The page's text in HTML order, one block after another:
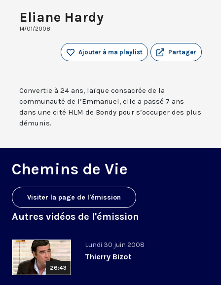
Eliane Hardy
14/01/2008
Partager
Ajouter à ma playlist
Convertie à 24 ans, laïque consacrée de la
communauté de l’Emmanuel, elle a passé 7 ans
dans une cité HLM de Bondy pour s’occuper des plus
démunis.
Chemins de Vie
Visiter la page de l'émission
Autres vidéos de l'émission
26:43
Lundi 30 juin 2008
Thierry Bizot